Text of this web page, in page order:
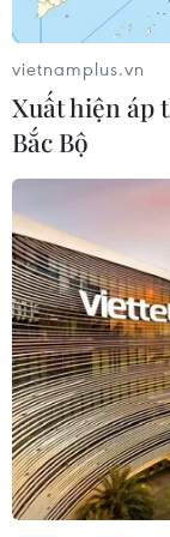
Hướng tới
đạt 1% GDP
06/08/2026 10:23
NAPAS, BIDV
thanh toán QR
Quốc
06/08/2026 07:34
Làn sóng tấn
các quỹ đầu cơ
06/08/2026 06:47
vietnamplus.vn
Xuất hiện áp
Bắc Bộ